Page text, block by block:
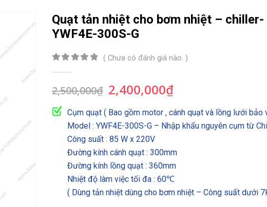
Quạt tản nhiệt cho bơm nhiệt – chiller-
YWF4E-300S-G
( Chưa có đánh giá nào. )
2,500,000₫ Giá
gốc
là:
2,500,000₫.
2,400,000₫Giá
tại
là:
Cụm quạt ( Bao gồm motor , cánh quạt và lồng lưới bảo
Model : YWF4E-300S-G – Nhập khẩu nguyên cụm từ
Công suất : 85 W x 220V
Đường kính cánh quạt : 300mm
Đường kính lồng quạt : 360mm
Nhiệt độ làm việc tối đa : 60℃
( Dùng tản nhiệt dùng cho bơm nhiệt – Công suất dưới